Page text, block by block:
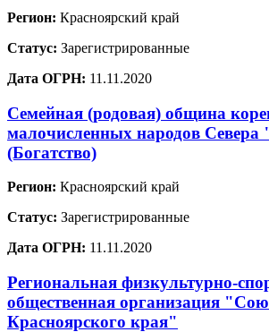
Регион: Красноярский край
Статус: Зарегистрированные
Дата ОГРН: 11.11.2020
Семейная (родовая) община
малочисленных народов
(Богатство)
Регион: Красноярский край
Статус: Зарегистрированные
Дата ОГРН: 11.11.2020
Региональная физкультурно-
общественная организация
Красноярского края"